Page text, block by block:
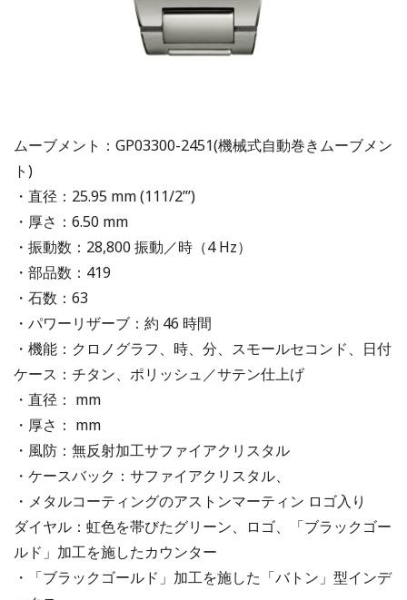
ムーブメント：GP03300-2451(機械式自動巻きムーブメン
ト)
・直径：25.95 mm (111/2’’’)
・厚さ：6.50 mm
・振動数：28,800 振動／時（4 Hz）
・部品数：419
・石数：63
・パワーリザーブ：約 46 時間
・機能：クロノグラフ、時、分、スモールセコンド、日付
ケース：チタン、ポリッシュ／サテン仕上げ
・直径： mm
・厚さ： mm
・風防：無反射加工サファイアクリスタル
・ケースバック：サファイアクリスタル、
・メタルコーティングのアストンマーティン ロゴ入り
ダイヤル：虹色を帯びたグリーン、ロゴ、「ブラックゴー
ルド」加工を施したカウンター
・「ブラックゴールド」加工を施した「バトン」型インデ